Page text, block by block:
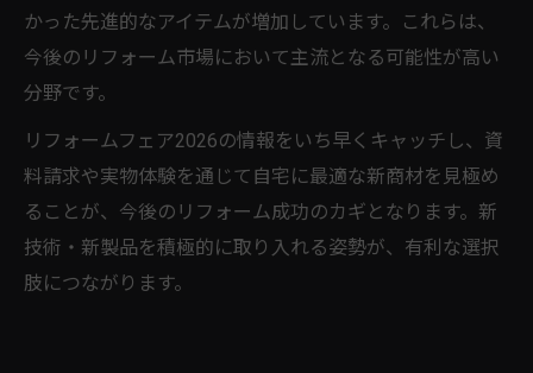
かった先進的なアイテムが増加しています。これらは、
今後のリフォーム市場において主流となる可能性が高い
分野です。
リフォームフェア2026の情報をいち早くキャッチし、資
料請求や実物体験を通じて自宅に最適な新商材を見極め
ることが、今後のリフォーム成功のカギとなります。新
技術・新製品を積極的に取り入れる姿勢が、有利な選択
肢につながります。